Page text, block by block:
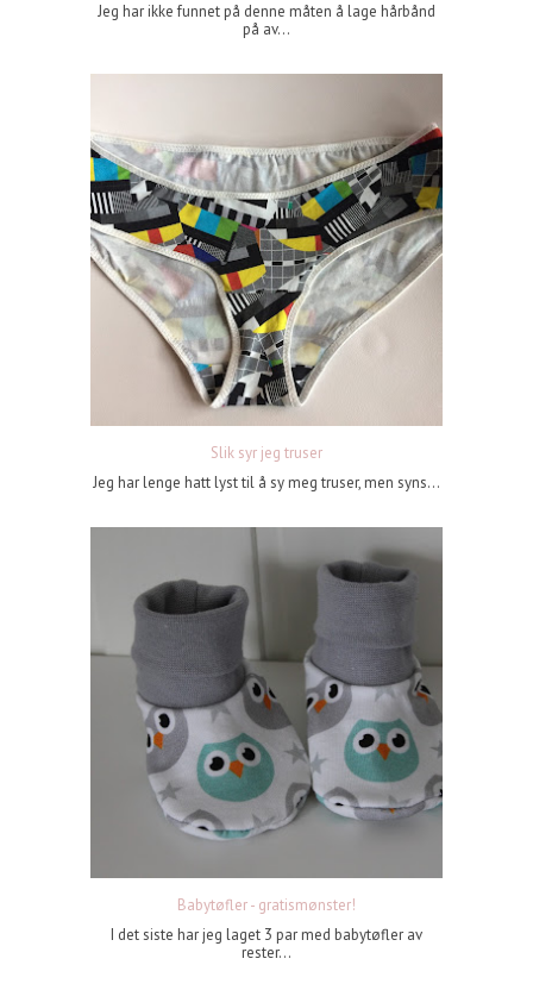
Jeg har ikke funnet på denne måten å lage hårbånd
på av...
Slik syr jeg truser
Jeg har lenge hatt lyst til å sy meg truser, men syns...
Babytøfler - gratismønster!
I det siste har jeg laget 3 par med babytøfler av
rester...